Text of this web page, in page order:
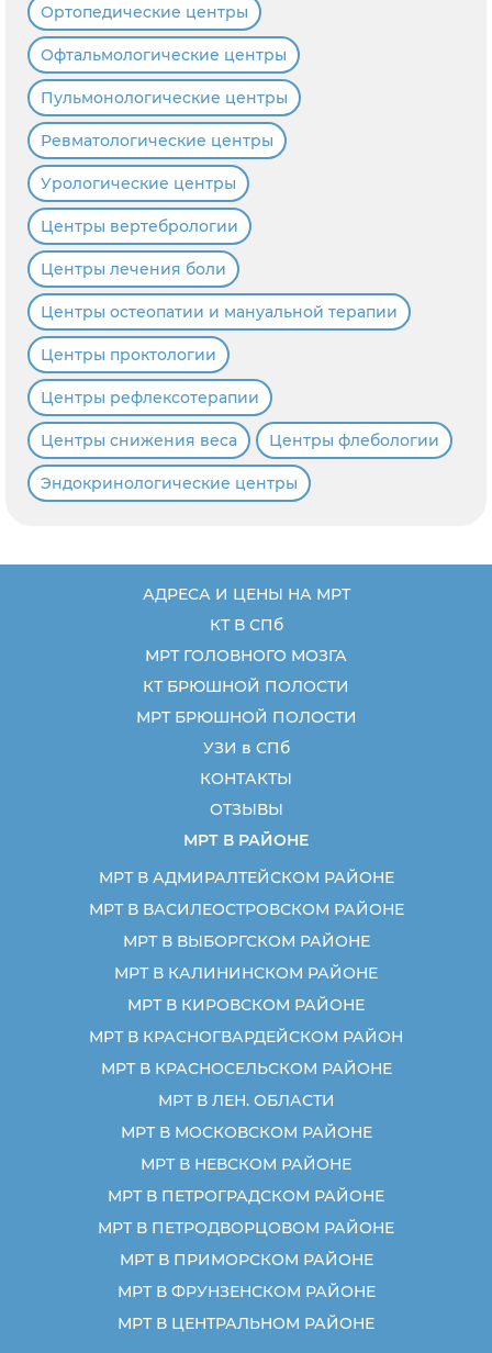
Ортопедические центры
Офтальмологические центры
Пульмонологические центры
Ревматологические центры
Урологические центры
Центры вертебрологии
Центры лечения боли
Центры остеопатии и мануальной терапии
Центры проктологии
Центры рефлексотерапии
Центры снижения веса Центры флебологии
Эндокринологические центры
АДРЕСА И ЦЕНЫ НА МРТ
КТ В СПб
МРТ ГОЛОВНОГО МОЗГА
КТ БРЮШНОЙ ПОЛОСТИ
МРТ БРЮШНОЙ ПОЛОСТИ
УЗИ в СПб
КОНТАКТЫ
ОТЗЫВЫ
МРТ В РАЙОНЕ
МРТ В АДМИРАЛТЕЙСКОМ РАЙОНЕ
МРТ В ВАСИЛЕОСТРОВСКОМ РАЙОНЕ
МРТ В ВЫБОРГСКОМ РАЙОНЕ
МРТ В КАЛИНИНСКОМ РАЙОНЕ
МРТ В КИРОВСКОМ РАЙОНЕ
МРТ В КРАСНОГВАРДЕЙСКОМ РАЙОН
МРТ В КРАСНОСЕЛЬСКОМ РАЙОНЕ
МРТ В ЛЕН. ОБЛАСТИ
МРТ В МОСКОВСКОМ РАЙОНЕ
МРТ В НЕВСКОМ РАЙОНЕ
МРТ В ПЕТРОГРАДСКОМ РАЙОНЕ
МРТ В ПЕТРОДВОРЦОВОМ РАЙОНЕ
МРТ В ПРИМОРСКОМ РАЙОНЕ
МРТ В ФРУНЗЕНСКОМ РАЙОНЕ
МРТ В ЦЕНТРАЛЬНОМ РАЙОНЕ